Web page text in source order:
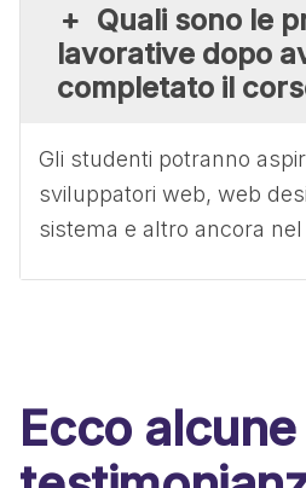
Quali sono le
lavorative dopo
completato il
Gli studenti potranno
sviluppatori web, web
sistema e altro ancora
Ecco alcune